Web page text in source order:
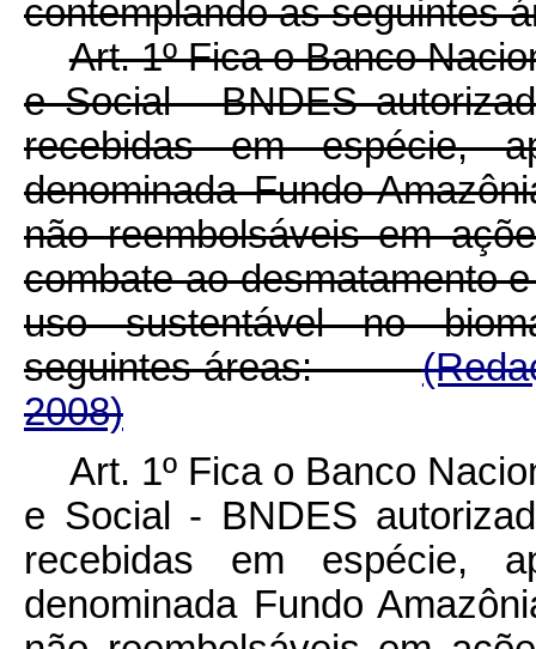
contemplando as seguintes
Art. 1º Fica o Banco
e Social - BNDES
recebidas em espécie,
denominada Fundo
não reembolsáveis em
combate ao desmatamento
uso sustentável no
seguintes áreas:
2008)
Art. 1º Fica o Banco
e Social - BNDES
recebidas em espécie,
denominada Fundo